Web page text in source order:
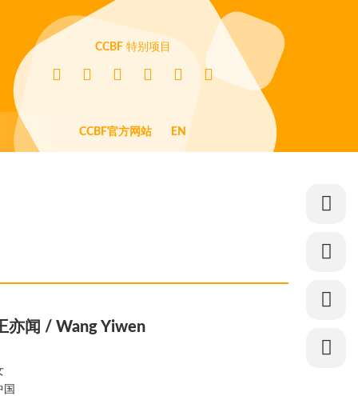
CCBF 特别项目
CCBF官方网站 EN
亦闻 / Wang Yiwen
国